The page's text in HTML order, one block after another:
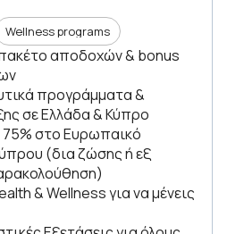
Wellness programs
αποδοχών & bonus
προγράμματα &
σε Ελλάδα & Κύπρο
στο Ευρωπαικό
(δια ζώσης ή εξ
& Wellness για να μένεις